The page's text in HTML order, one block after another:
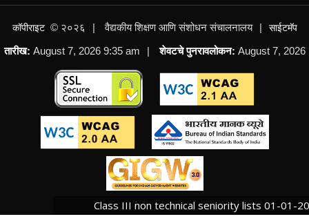
Class III non technical seniority lists 01-01-
05/08/2026
NEW
कॉपीराइट© २०२६ वैद्यकीय शिक्षण आणि संशोधन संचालनालय साईटमॅप
तारीख: August 7, 2026 9:35 am शेवटचे पुनरावलोकन: August 7, 2026